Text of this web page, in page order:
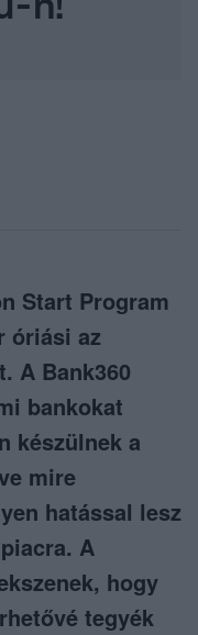
Start Program
óriási az
A Bank360
bankokat
készülnek a
mire
hatással lesz
A
hogy
tegyék